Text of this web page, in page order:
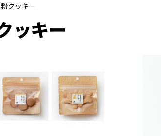
クッキー
ッキー